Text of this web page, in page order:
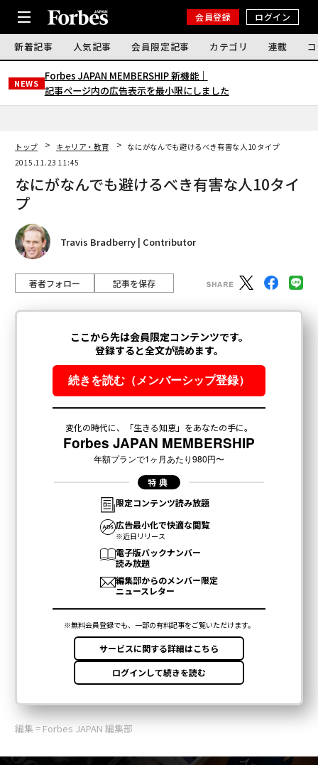
会員登録 ログイン
新着記事 人気記事 会員限定記事 カテゴリ 連載
NEWS
Forbes JAPAN MEMBERSHIP 新機能｜
記事ページ内の広告表示を最小限にしました
トップ キャリア・教育
なにがなんでも避けるべき有害な人10タイプ
2015.11.23 11:45
なにがなんでも避けるべき有害な人10タイ
プ
Travis Bradberry | Contributor
著者フォロー 記事を保存
編集 = Forbes JAPAN 編集部